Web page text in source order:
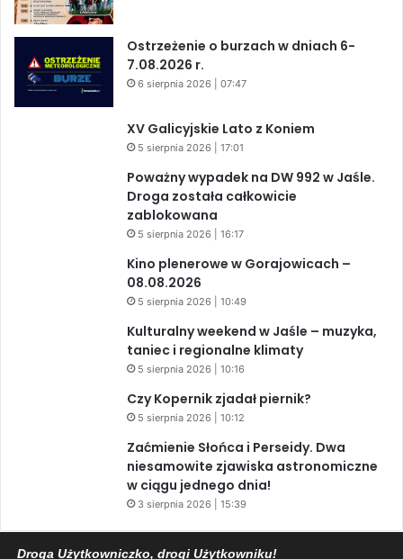
Ostrzeżenie o burzach w dniach 6-
7.08.2026 r.
6 sierpnia 2026 | 07:47
XV Galicyjskie Lato z Koniem
5 sierpnia 2026 | 17:01
Poważny wypadek na DW 992 w Jaśle.
Droga została całkowicie
zablokowana
5 sierpnia 2026 | 16:17
Kino plenerowe w Gorajowicach –
08.08.2026
5 sierpnia 2026 | 10:49
Kulturalny weekend w Jaśle – muzyka,
taniec i regionalne klimaty
5 sierpnia 2026 | 10:16
Czy Kopernik zjadał piernik?
5 sierpnia 2026 | 10:12
Zaćmienie Słońca i Perseidy. Dwa
niesamowite zjawiska astronomiczne
w ciągu jednego dnia!
3 sierpnia 2026 | 15:39
Droga Użytkowniczko, drogi Użytkowniku!